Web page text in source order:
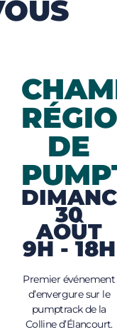
DE
30
AOÛT
9H - 18H
Premier événement
d’envergure sur le
pumptrack de la
Colline d’Élancourt.